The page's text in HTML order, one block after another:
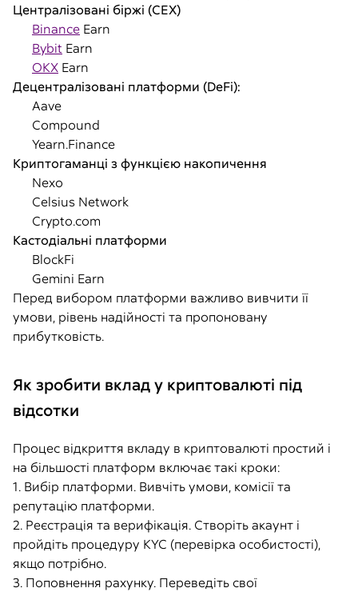
Централізовані біржі (CEX)
Binance Earn
Bybit Earn
OKX Earn
Децентралізовані платформи (DeFi):
Aave
Compound
Yearn.Finance
Криптогаманці з функцією накопичення
Nexo
Celsius Network
Crypto.com
Кастодіальні платформи
BlockFi
Gemini Earn
Перед вибором платформи важливо вивчити її
умови, рівень надійності та пропоновану
прибутковість.
Як зробити вклад у криптовалюті під
відсотки
Процес відкриття вкладу в криптовалюті простий і
на більшості платформ включає такі кроки:
1. Вибір платформи. Вивчіть умови, комісії та
репутацію платформи.
2. Реєстрація та верифікація. Створіть акаунт і
пройдіть процедуру KYC (перевірка особистості),
якщо потрібно.
3. Поповнення рахунку. Переведіть свої